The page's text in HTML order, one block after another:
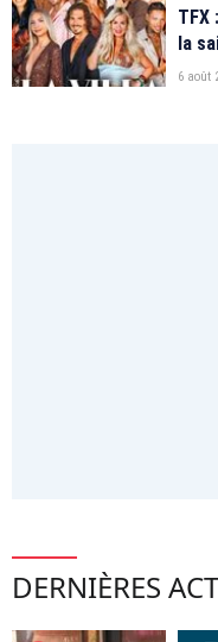
TFX
la
6 août
DERNIÈRES